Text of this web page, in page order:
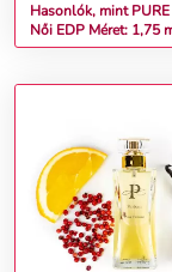
Hasonlók, mint
Női EDP Méret: 1,75